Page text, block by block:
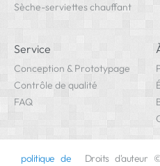
Sèche-serviettes chauffant
Service
Conception & Prototypage
Contrôle de qualité
FAQ
politique de
Droits d'auteur